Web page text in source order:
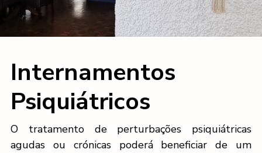
Internamentos
Psiquiátricos
O tratamento de perturbações psiquiátricas
agudas ou crónicas poderá beneficiar de um